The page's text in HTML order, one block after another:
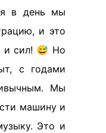
в день мы
и это
и сил! 😅 Но
с годами
Мы
машину и
Это и